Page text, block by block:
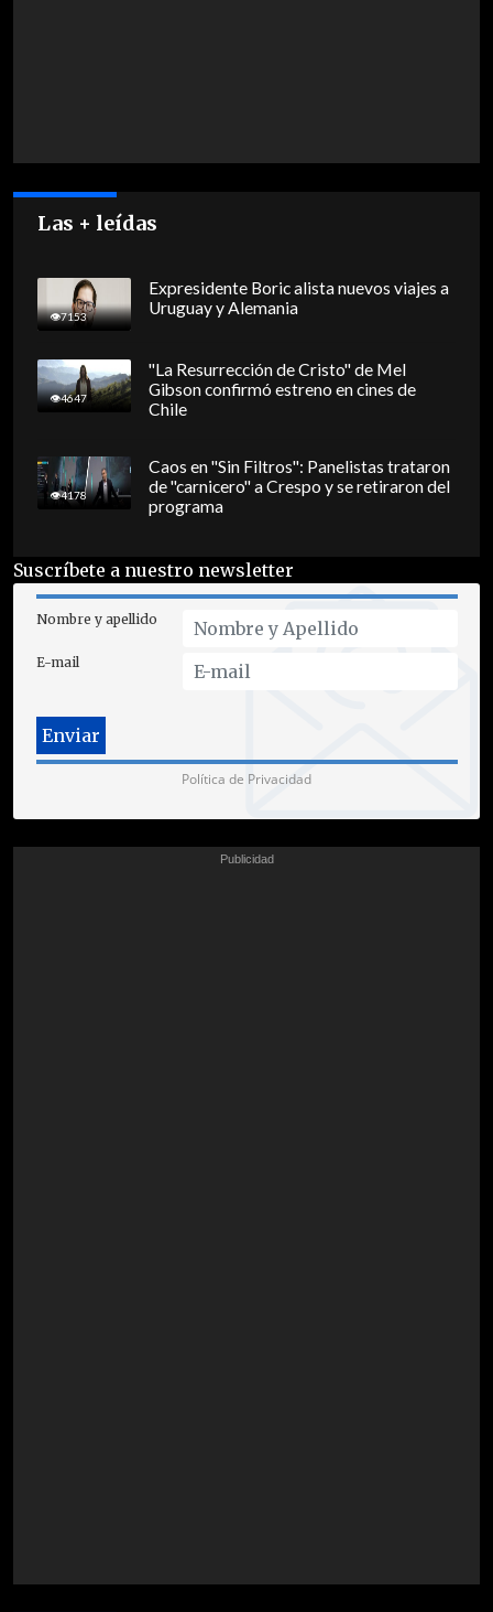
Las + leídas
7153
Expresidente Boric alista nuevos viajes a
Uruguay y Alemania
4647
"La Resurrección de Cristo" de Mel
Gibson confirmó estreno en cines de
Chile
4178
Caos en "Sin Filtros": Panelistas trataron
de "carnicero" a Crespo y se retiraron del
programa
Suscríbete a nuestro newsletter
Nombre y apellido
E-mail
Política de Privacidad